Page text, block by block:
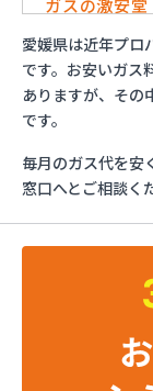
ガスの激安堂
ガス太郎
ともざわプロ
マリンガス
みづほ商店
愛媛日商プ
旭物産株式会
安高ガス商会
愛媛県は近年プロ
です。お安いガス
ありますが、その
です。
毎月のガス代を安
窓口へとご相談く